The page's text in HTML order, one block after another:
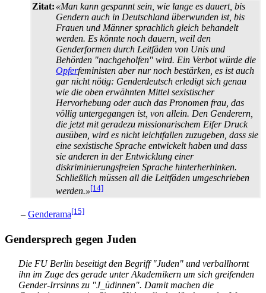
Zitat: «Man kann gespannt sein, wie lange es dauert, bis
Gendern auch in Deutschland überwunden ist, bis
Frauen und Männer sprachlich gleich behandelt
werden. Es könnte noch dauern, weil den
Genderformen durch Leitfäden von Unis und
Behörden "nachgeholfen" wird. Ein Verbot würde die
Opfer­feministen aber nur noch bestärken, es ist auch
gar nicht nötig: Genderdeutsch erledigt sich genau
wie die oben erwähnten Mittel sexistischer
Hervorhebung oder auch das Pronomen frau, das
völlig untergegangen ist, von allein. Den Genderern,
die jetzt mit geradezu missionarischem Eifer Druck
ausüben, wird es nicht leichtfallen zuzugeben, dass sie
eine sexistische Sprache entwickelt haben und dass
sie anderen in der Entwicklung einer
diskriminierungs­freien Sprache hinterherhinken.
Schließlich müssen all die Leitfäden umgeschrieben
werden.»[14]
– Genderama[15]
Gendersprech gegen Juden
Die FU Berlin beseitigt den Begriff "Juden" und verballhornt
ihn im Zuge des gerade unter Akademikern um sich greifenden
Gender-Irrsinns zu "J_üdinnen". Damit machen die